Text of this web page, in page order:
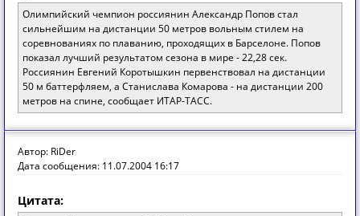
Олимпийский чемпион россиянин Александр Попов стал
сильнейшим на дистанции 50 метров вольным стилем на
соревнованиях по плаванию, проходящих в Барселоне. Попов
показал лучший результатом сезона в мире - 22,28 сек.
Россиянин Евгений Коротышкин первенствовал на дистанции
50 м баттерфляем, а Станислава Комарова - на дистанции 200
метров на спине, сообщает ИТАР-ТАСС.
Автор: RiDer
Дата сообщения: 11.07.2004 16:17
Цитата: